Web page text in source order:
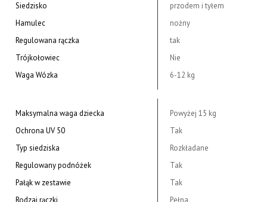
Siedzisko
przodem i tyłem
Hamulec
nożny
Regulowana rączka
tak
Trójkołowiec
Nie
Waga Wózka
6-12 kg
Maksymalna waga dziecka
Powyżej 15 kg
Ochrona UV 50
Tak
Typ siedziska
Rozkładane
Regulowany podnóżek
Tak
Pałąk w zestawie
Tak